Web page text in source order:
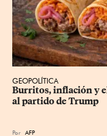
GEOPOLÍTICA
Burritos, inflación y
al partido de Trump
Por AFP